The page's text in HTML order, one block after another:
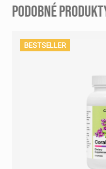
PODOBNÉ
BESTSELLER